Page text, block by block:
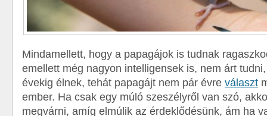
Mindamellett, hogy a papagájok is tudnak
emellett még nagyon intelligensek is, nem árt
évekig élnek, tehát papagájt nem pár évre választ
ember. Ha csak egy múló szeszélyről van szó,
megvárni, amíg elmúlik az érdeklődésünk, ám ha